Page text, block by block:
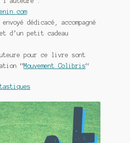
dédicacé, accompagné
et d’un petit cadeau
pour ce livre sont
“Mouvement Colibris“